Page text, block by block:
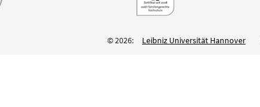
© 2026: Leibniz Universität Hannover